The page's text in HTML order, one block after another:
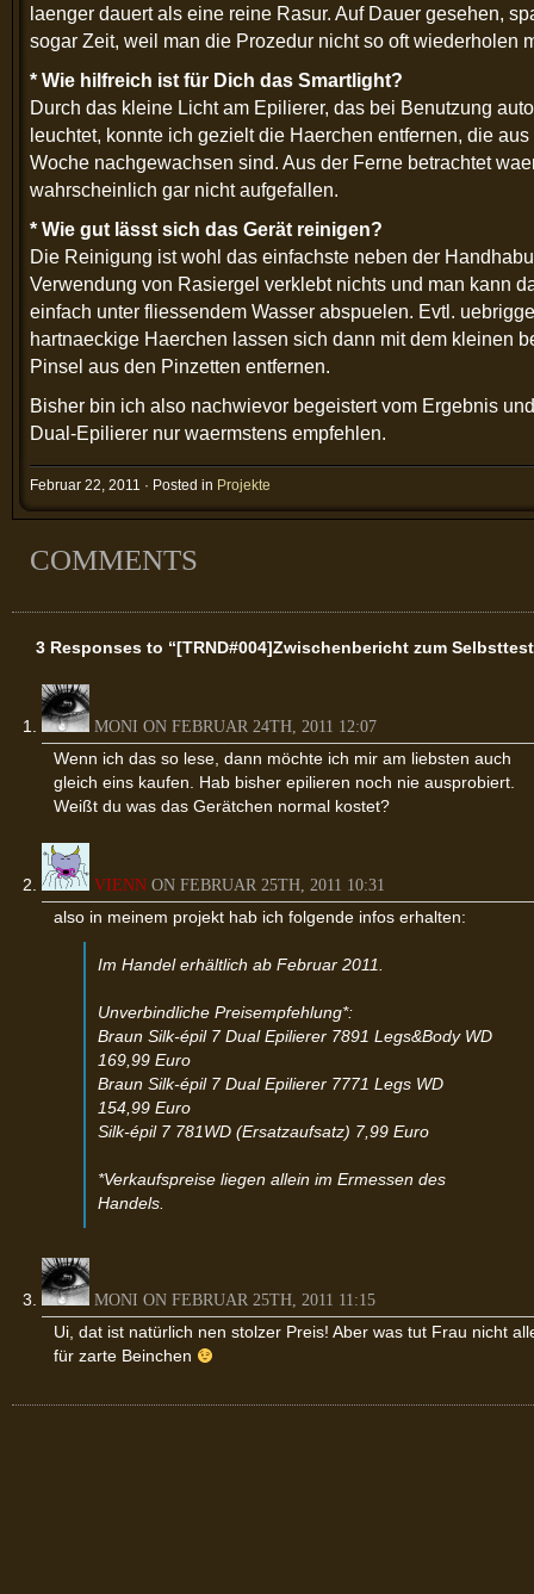
laenger dauert als eine reine Rasur. Auf Dauer gesehen,
sogar Zeit, weil man die Prozedur nicht so oft wiederholen
* Wie hilfreich ist für Dich das Smartlight?
Durch das kleine Licht am Epilierer, das bei Benutzung
leuchtet, konnte ich gezielt die Haerchen entfernen, die aus
Woche nachgewachsen sind. Aus der Ferne betrachtet
wahrscheinlich gar nicht aufgefallen.
* Wie gut lässt sich das Gerät reinigen?
Die Reinigung ist wohl das einfachste neben der
Verwendung von Rasiergel verklebt nichts und man kann
einfach unter fliessendem Wasser abspuelen. Evtl.
hartnaeckige Haerchen lassen sich dann mit dem kleinen
Pinsel aus den Pinzetten entfernen.
Bisher bin ich also nachwievor begeistert vom Ergebnis
Dual-Epilierer nur waermstens empfehlen.
Februar 22, 2011 · Posted in Projekte
COMMENTS
3 Responses to “[TRND#004]Zwischenbericht zum
MONI ON FEBRUAR 24TH, 2011 12:07
Wenn ich das so lese, dann möchte ich mir am liebsten auch
gleich eins kaufen. Hab bisher epilieren noch nie ausprobiert.
Weißt du was das Gerätchen normal kostet?
VIENN ON FEBRUAR 25TH, 2011 10:31
also in meinem projekt hab ich folgende infos erhalten:
Im Handel erhältlich ab Februar 2011.
Unverbindliche Preisempfehlung*:
Braun Silk-épil 7 Dual Epilierer 7891 Legs&Body WD
169,99 Euro
Braun Silk-épil 7 Dual Epilierer 7771 Legs WD
154,99 Euro
Silk-épil 7 781WD (Ersatzaufsatz) 7,99 Euro
*Verkaufspreise liegen allein im Ermessen des
Handels.
MONI ON FEBRUAR 25TH, 2011 11:15
Ui, dat ist natürlich nen stolzer Preis! Aber was tut Frau nicht
für zarte Beinchen